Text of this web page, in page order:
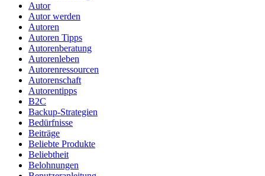
Autor
Autor werden
Autoren
Autoren Tipps
Autorenberatung
Autorenleben
Autorenressourcen
Autorenschaft
Autorentipps
B2C
Backup-Strategien
Bedürfnisse
Beiträge
Beliebte Produkte
Beliebtheit
Belohnungen